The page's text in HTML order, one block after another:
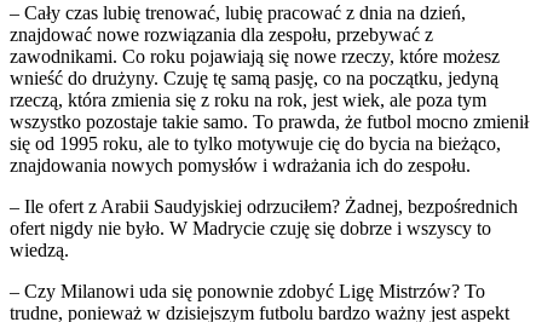
– Cały czas lubię trenować, lubię pracować z dnia na dzień,
znajdować nowe rozwiązania dla zespołu, przebywać z
zawodnikami. Co roku pojawiają się nowe rzeczy, które możesz
wnieść do drużyny. Czuję tę samą pasję, co na początku, jedyną
rzeczą, która zmienia się z roku na rok, jest wiek, ale poza tym
wszystko pozostaje takie samo. To prawda, że futbol mocno zmienił
się od 1995 roku, ale to tylko motywuje cię do bycia na bieżąco,
znajdowania nowych pomysłów i wdrażania ich do zespołu.
– Ile ofert z Arabii Saudyjskiej odrzuciłem? Żadnej, bezpośrednich
ofert nigdy nie było. W Madrycie czuję się dobrze i wszyscy to
wiedzą.
– Czy Milanowi uda się ponownie zdobyć Ligę Mistrzów? To
trudne, ponieważ w dzisiejszym futbolu bardzo ważny jest aspekt